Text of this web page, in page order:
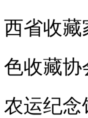
西省收藏
色收藏协
农运纪念